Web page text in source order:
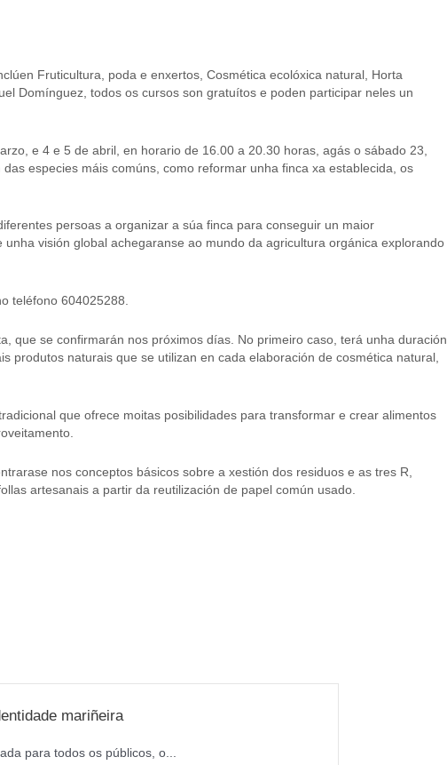
Fruticultura, poda e enxertos, Cosmética ecolóxica natural, Horta
Domínguez, todos os cursos son gratuítos e poden participar neles un
e 4 e 5 de abril, en horario de 16.00 a 20.30 horas, agás o sábado 23,
especies máis comúns, como reformar unha finca xa establecida, os
persoas a organizar a súa finca para conseguir un maior
visión global achegaranse ao mundo da agricultura orgánica explorando
teléfono 604025288.
que se confirmarán nos próximos días. No primeiro caso, terá unha duración
naturais que se utilizan en cada elaboración de cosmética natural,
que ofrece moitas posibilidades para transformar e crear alimentos
nos conceptos básicos sobre a xestión dos residuos e as tres R,
artesanais a partir da reutilización de papel común usado.
mariñeira
para todos os públicos, o...